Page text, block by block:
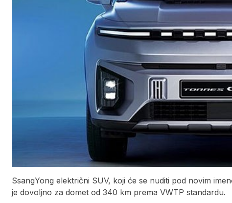
SsangYong električni SUV, koji će se nuditi pod novim
je dovoljno za domet od 340 km prema VWTP standardu.